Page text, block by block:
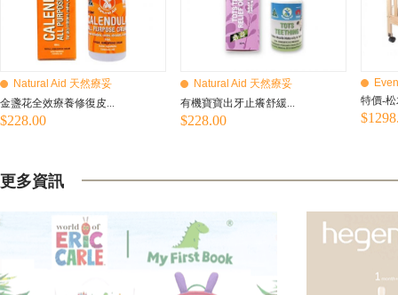
Natural Aid 天然療妥
金盞花全效療養修復皮...
$228.00
Natural Aid 天然療妥
有機寶寶出牙止癢舒緩...
$228.00
特價-
更多資訊